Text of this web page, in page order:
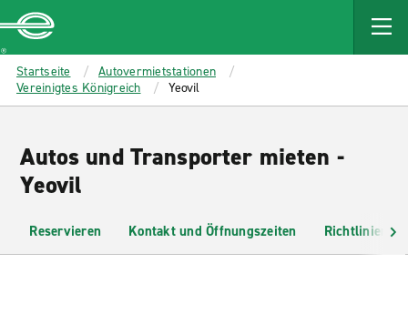
MAIN
CONTENT
Enterprise
Startseite
Autovermietstationen
Vereinigtes Königreich
Yeovil
Autos und Transporter mieten -
Yeovil
Reservieren Kontakt und Öffnungszeiten Richtlinien